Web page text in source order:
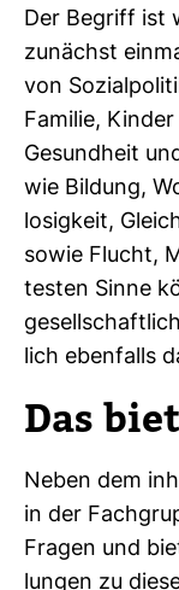
Der Begriff ist
zunächst
von
Familie,
Gesund­heit
wie Bil­dung,
lo­sig­keit,
sowie Flucht,
testen Sinne
lich eben­falls
Das
Neben dem
in der
Fragen und
lungen zu